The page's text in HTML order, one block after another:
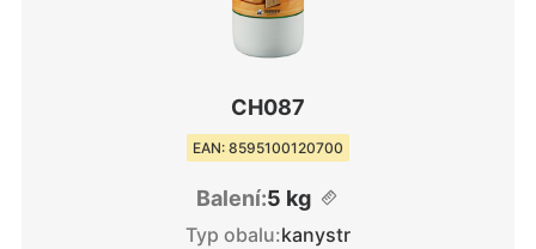
CH087
EAN: 8595100120700
Balení:5 kg
Typ obalu:kanystr